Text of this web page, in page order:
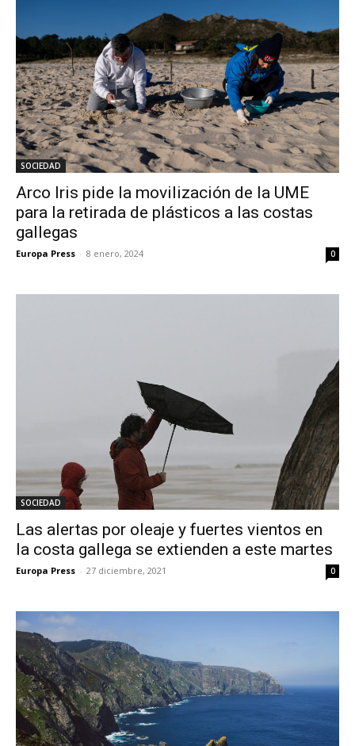
SOCIEDAD
Arco Iris pide la movilización de la UME
para la retirada de plásticos a las costas
gallegas
Europa Press - 8 enero, 2024 0
SOCIEDAD
Las alertas por oleaje y fuertes vientos en
la costa gallega se extienden a este martes
Europa Press - 27 diciembre, 2021 0